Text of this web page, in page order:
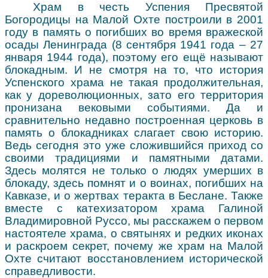
Храм в честь Успения Пресвятой
Богородицы на Малой Охте построили в 2001
году в память о погибших во время вражеской
осады Ленинграда (8 сентября 1941 года – 27
января 1944 года), поэтому его ещё называют
блокадным. И не смотря на то, что история
Успенского храма не такая продолжительная,
как у дореволюционных, зато его территория
пронизана вековыми событиями. Да и
сравнительно недавно построенная церковь в
память о блокадниках слагает свою историю.
Ведь сегодня это уже сложившийся приход со
своими традициями и памятными датами.
Здесь молятся не только о людях умерших в
блокаду, здесь помнят и о воинах, погибших на
Кавказе, и о жертвах теракта в Беслане. Также
вместе с катехизатором храма Галиной
Владимировной Руссо, мы расскажем о первом
настоятеле храма, о святынях и редких иконах
и раскроем секрет, почему же храм на Малой
Охте считают восстановлением исторической
справедливости.